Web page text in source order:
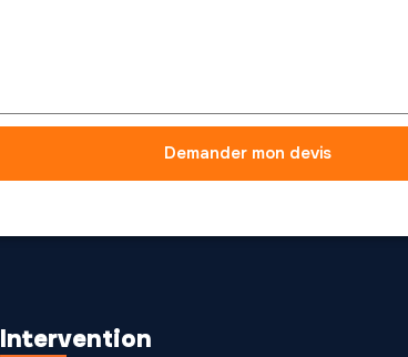
Demander mon devis
Intervention